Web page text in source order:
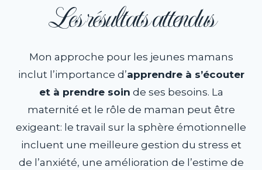
Les résultats attendus
Mon approche pour les jeunes mamans
inclut l’importance d’apprendre à s’écouter
et à prendre soin de ses besoins. La
maternité et le rôle de maman peut être
exigeant: le travail sur la sphère émotionnelle
incluent une meilleure gestion du stress et
de l’anxiété, une amélioration de l’estime de